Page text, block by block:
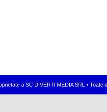
a SC DIVERTI MEDIA SRL •